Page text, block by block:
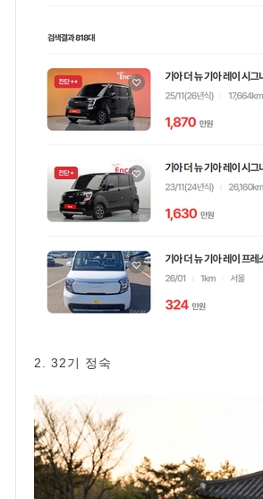
2. 32기 정숙